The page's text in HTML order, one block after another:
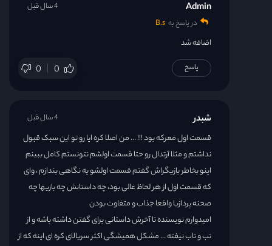
Admin
در پاسخ به B.s
اضافه شد
0 0
4 سال قبل
پاسخ
شبدر
قسمت اول معرکه بود !!! … من اصلا کره ایا رو تو این سبک قبول
نداشتم و مثلا آرتدال رو حتا قسمت اولشم نتونستم کامل ببینم
اینو بخاطر بازیگراش گفتم قسمت اولشو یه نگاهی بندازم ، وای
که قسمت اول از هر لحاظ عالی بود، چه داستانش چه بازیها چه
صحنه پردازیا واقعا جذاب و متفاوت بودن
امیدوارم نویسنده تا آخرش داستانی برای گفتن داشته باشه و از
تب و تاب نیفته … مشکل همیشگی اکثر سریالای کره ای اینه که از
4 سال قبل